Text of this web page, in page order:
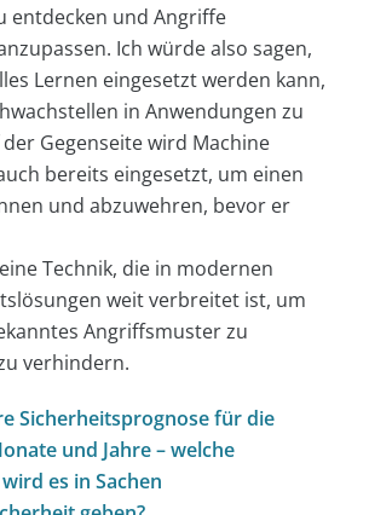
entdecken und Angriffe
Ich würde also sagen,
Lernen eingesetzt werden kann,
in Anwendungen zu
Gegenseite wird Machine
bereits eingesetzt, um einen
und abzuwehren, bevor er
Technik, die in modernen
weit verbreitet ist, um
Angriffsmuster zu
verhindern.
Sicherheitsprognose für die
und Jahre – welche
es in Sachen